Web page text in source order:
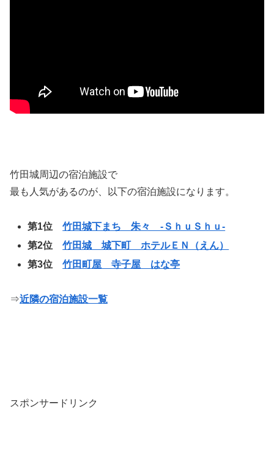
竹田城周辺の宿泊施設で
最も人気があるのが、以下の宿泊施設になります。
第1位竹田城下まち 朱々 ‐ＳｈｕＳｈｕ‐
第2位竹田城 城下町 ホテルＥＮ（えん）
第3位竹田町屋 寺子屋 はな亭
⇒近隣の宿泊施設一覧
スポンサードリンク